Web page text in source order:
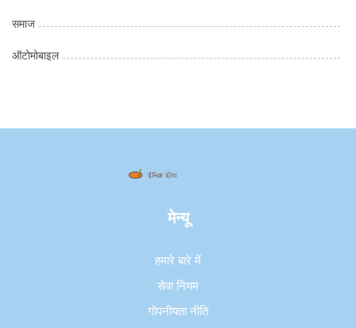
समाज
ऑटोमोबाइल
मेन्यू
हमारे बारे में
सेवा नियम
गोपनीयता नीति